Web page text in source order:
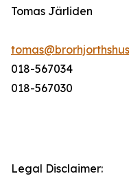
Tomas Järliden
018-567034
018-567030
Legal Disclaimer: